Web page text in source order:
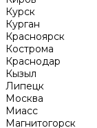
Курск
Курган
Красноярск
Кострома
Краснодар
Кызыл
Липецк
Москва
Миасс
Магнитогорск